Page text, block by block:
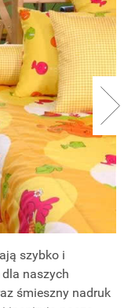
szybko i
naszych
śmieszny nadruk